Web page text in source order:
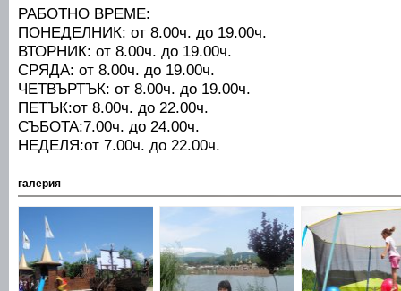
РАБОТНО ВРЕМЕ:
ПОНЕДЕЛНИК: от 8.00ч. до 19.00ч.
ВТОРНИК: от 8.00ч. до 19.00ч.
СРЯДА: от 8.00ч. до 19.00ч.
ЧЕТВЪРТЪК: от 8.00ч. до 19.00ч.
ПЕТЪК:от 8.00ч. до 22.00ч.
СЪБОТА:7.00ч. до 24.00ч.
НЕДЕЛЯ:от 7.00ч. до 22.00ч.
галерия